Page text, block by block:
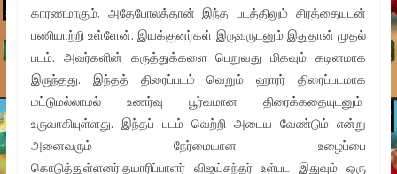
காரணமாகும். அதேபோலத்தான் இந்த படத்திலும் சிரத்தையுடன்
பணியாற்றி உள்ளேன். இயக்குனர்கள் இருவருடனும் இதுதான் முதல்
படம். அவர்களின் கருத்துக்களை பெறுவது மிகவும் கடினமாக
இருந்தது. இந்தத் திரைப்படம் வெறும் ஹாரர் திரைப்படமாக
மட்டுமல்லாமல் உணர்வு பூர்வமான திரைக்கதையுடனும்
உருவாகியுள்ளது. இந்தப் படம் வெற்றி அடைய வேண்டும் என்று
அனைவரும் நேர்மையான உழைப்பை
கொடுத்துள்ளனர்.தயாரிப்பாளர் விஜய்சந்தர் உள்பட இதுவும் ஒரு